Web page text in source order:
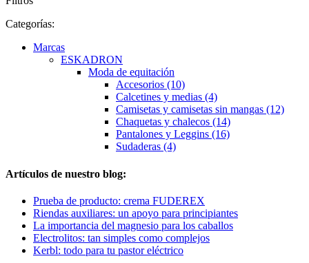
Categorías:
Marcas
ESKADRON
Moda de equitación
Accesorios (10)
Calcetines y medias (4)
Camisetas y camisetas sin mangas (12)
Chaquetas y chalecos (14)
Pantalones y Leggins (16)
Sudaderas (4)
Artículos de nuestro blog:
Prueba de producto: crema FUDEREX
Riendas auxiliares: un apoyo para principiantes
La importancia del magnesio para los caballos
Electrolitos: tan simples como complejos
Kerbl: todo para tu pastor eléctrico